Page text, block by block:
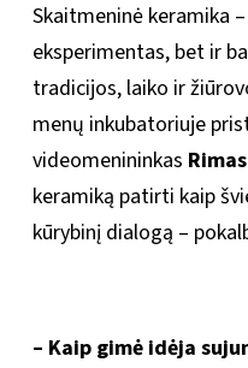
Skaitmeninė keramika
eksperimentas, bet ir
tradicijos, laiko ir
menų inkubatoriuje
videomenininkas
keramiką patirti kaip
kūrybinį dialogą –
– Kaip gimė idėja